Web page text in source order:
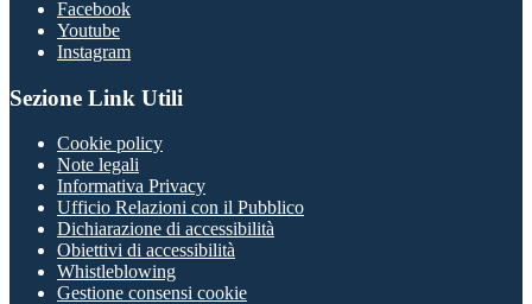
Facebook
Youtube
Instagram
Sezione Link Utili
Cookie policy
Note legali
Informativa Privacy
Ufficio Relazioni con il Pubblico
Dichiarazione di accessibilità
Obiettivi di accessibilità
Whistleblowing
Gestione consensi cookie